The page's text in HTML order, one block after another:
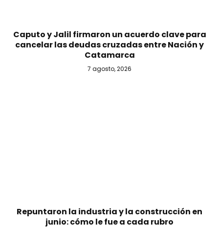
Caputo y Jalil firmaron un acuerdo clave para
cancelar las deudas cruzadas entre Nación y
Catamarca
7 agosto, 2026
Repuntaron la industria y la construcción en
junio: cómo le fue a cada rubro